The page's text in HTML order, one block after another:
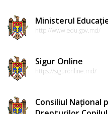
Ministerul
http://www.edu.gov.md/
Sigur Online
https://siguronline.md/
Consiliul Național